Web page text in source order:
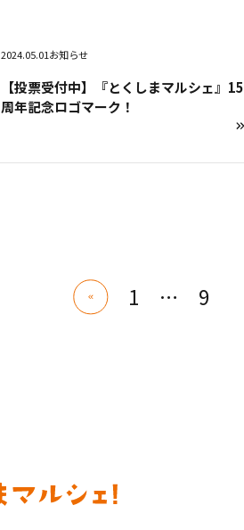
2024.05.01お知らせ
【投票受付中】『とくしまマルシェ』15
周年記念ロゴマーク！
1 … 9